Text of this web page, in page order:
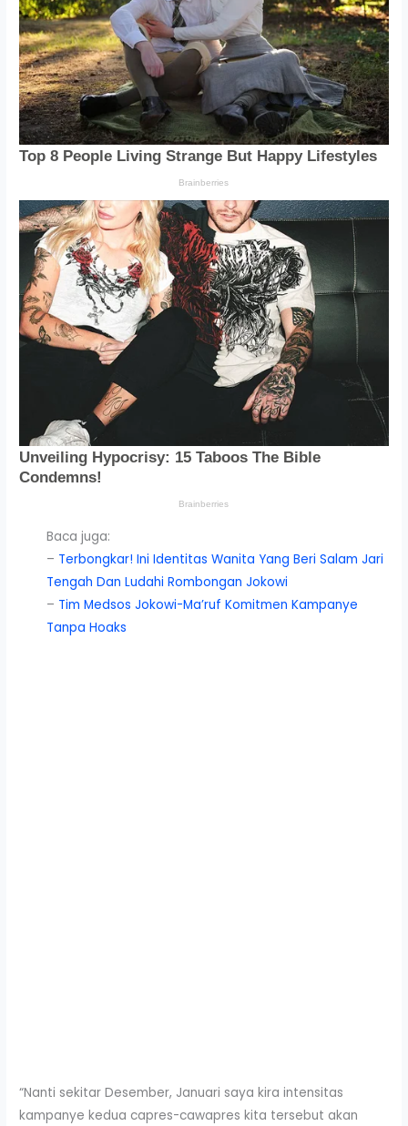
Baca juga:
– Terbongkar! Ini Identitas Wanita Yang Beri Salam Jari
Tengah Dan Ludahi Rombongan Jokowi
– Tim Medsos Jokowi-Ma’ruf Komitmen Kampanye
Tanpa Hoaks
“Nanti sekitar Desember, Januari saya kira intensitas
kampanye kedua capres-cawapres kita tersebut akan